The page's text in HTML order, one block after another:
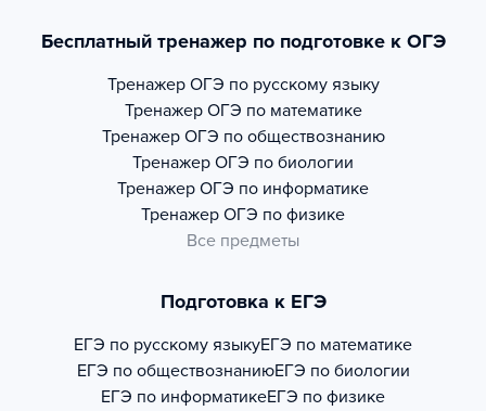
Бесплатный тренажер по подготовке к ОГЭ
Тренажер ОГЭ по русскому языку
Тренажер ОГЭ по математике
Тренажер ОГЭ по обществознанию
Тренажер ОГЭ по биологии
Тренажер ОГЭ по информатике
Тренажер ОГЭ по физике
Все предметы
Подготовка к ЕГЭ
ЕГЭ по русскому языкуЕГЭ по математике
ЕГЭ по обществознаниюЕГЭ по биологии
ЕГЭ по информатикеЕГЭ по физике